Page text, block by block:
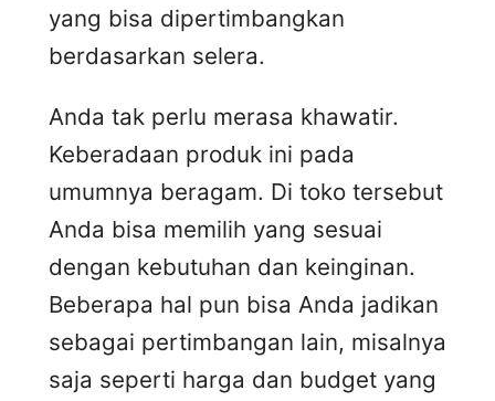
yang bisa dipertimbangkan
berdasarkan selera.
Anda tak perlu merasa khawatir.
Keberadaan produk ini pada
umumnya beragam. Di toko tersebut
Anda bisa memilih yang sesuai
dengan kebutuhan dan keinginan.
Beberapa hal pun bisa Anda jadikan
sebagai pertimbangan lain, misalnya
saja seperti harga dan budget yang